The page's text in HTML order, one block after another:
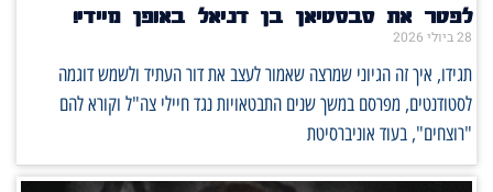
לפטר את סבסטיאן בן דניאל באופן מיידי!
28 ביולי 2026
תגידו, איך זה הגיוני שמרצה שאמור לעצב את דור העתיד ולשמש דוגמה
לסטודנטים, מפרסם במשך שנים התבטאויות נגד חיילי צה"ל וקורא להם
"רוצחים", בעוד אוניברסיטת